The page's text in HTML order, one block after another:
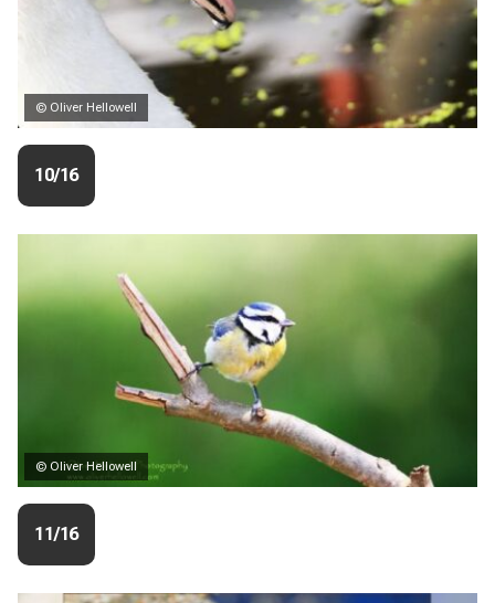
© Oliver Hellowell
10/16
© Oliver Hellowell
11/16